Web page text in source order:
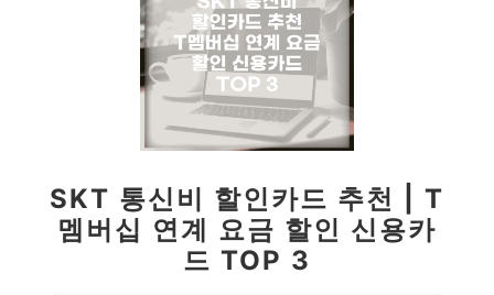
SKT 통신비 할인카드 추천 | T
멤버십 연계 요금 할인 신용카
드 TOP 3